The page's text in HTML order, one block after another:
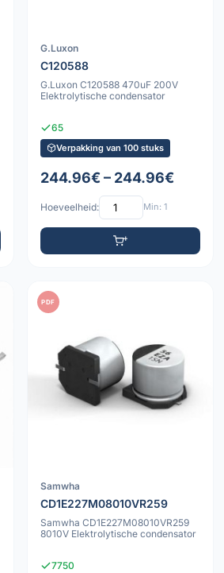
G.Luxon
C120588
G.Luxon C120588 470uF 200V
Elektrolytische condensator
65
Verpakking van 100 stuks
244.96€ – 244.96€
Hoeveelheid: Min: 1
PDF
Samwha
CD1E227M08010VR259
Samwha CD1E227M08010VR259
8010V Elektrolytische condensator
7750